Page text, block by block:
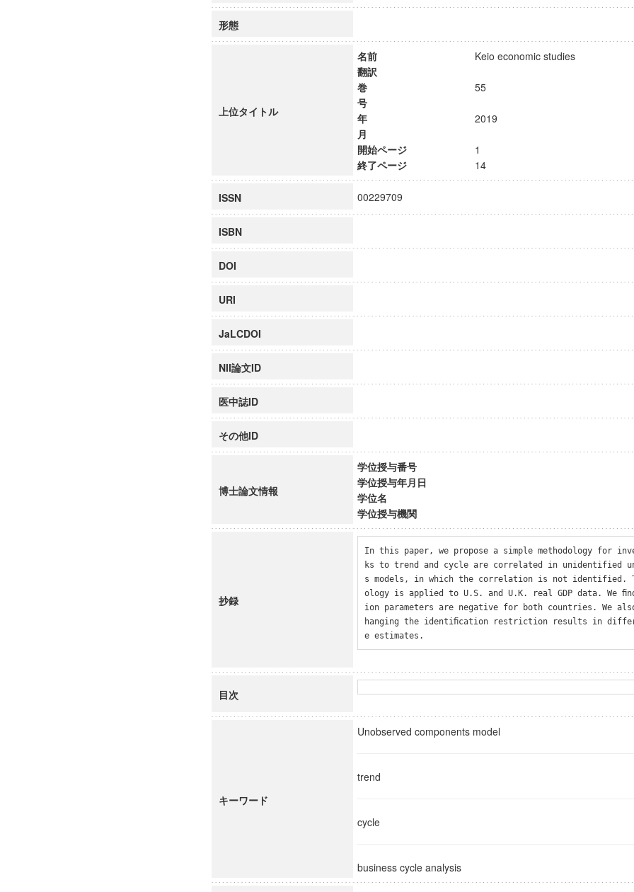
形態
上位タイトル
名前
Keio economic studies
翻訳
巻
55
号
年
2019
月
開始ページ
1
終了ページ
14
ISSN 00229709
ISBN
DOI
URI
JaLCDOI
NII論文ID
医中誌ID
その他ID
博士論文情報
学位授与番号
学位授与年月日
学位名
学位授与機関
抄録
In this paper, we propose a simple methodology for
ks to trend and cycle are correlated in unidentified
s models, in which the correlation is not identified.
ology is applied to U.S. and U.K. real GDP data. We
ion parameters are negative for both countries. We
hanging the identiﬁcation restriction results in
e estimates.
目次
キーワード
Unobserved components model
trend
cycle
business cycle analysis